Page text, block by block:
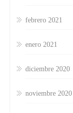
febrero 2021
enero 2021
diciembre 2020
noviembre 2020